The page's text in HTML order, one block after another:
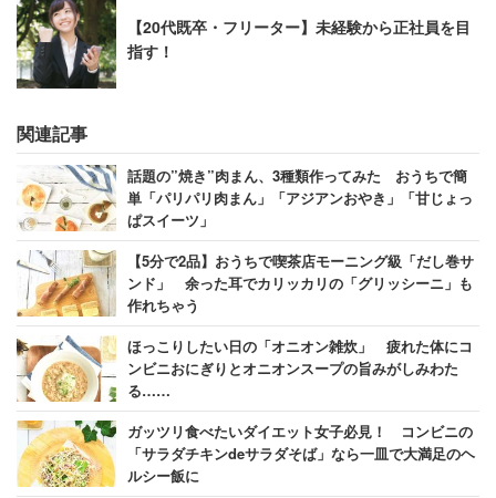
テンションが上がらない朝こそ、可愛い朝食にするのもア
リです。
で、少し苦いのかな、と警戒していました。でも他の野
菜・果物の甘さやヨーグルトの甘味とあいまって、スッキ
リとした味わいになっています。そしてやっぱりヨーグル
トとバナナは食べ応え要員として優秀！
さらにグリーンスムージーとヨーグルトのカロリーは合計
84キロカロリー。このまま飲むのはもちろん、大きな器に
うつしてグラノーラや好きな果物をさらに追加しても許さ
れそうなヘルシー感です。
今日は、グリーン×バナナで作りましたが、別のスムージ
ーや好きな果物の組み合せを考えるのもオススメです。
【20代既卒・フリーター】未経験から正社員を目
指す！
関連記事
話題の”焼き”肉まん、3種類作ってみた おうちで簡
単「パリパリ肉まん」「アジアンおやき」「甘じょっ
ぱスイーツ」
【5分で2品】おうちで喫茶店モーニング級「だし巻サ
ンド」 余った耳でカリッカリの「グリッシーニ」も
作れちゃう
ほっこりしたい日の「オニオン雑炊」 疲れた体にコ
ンビニおにぎりとオニオンスープの旨みがしみわた
る……
ガッツリ食べたいダイエット女子必見！ コンビニの
「サラダチキンdeサラダそば」なら一皿で大満足のヘ
ルシー飯に